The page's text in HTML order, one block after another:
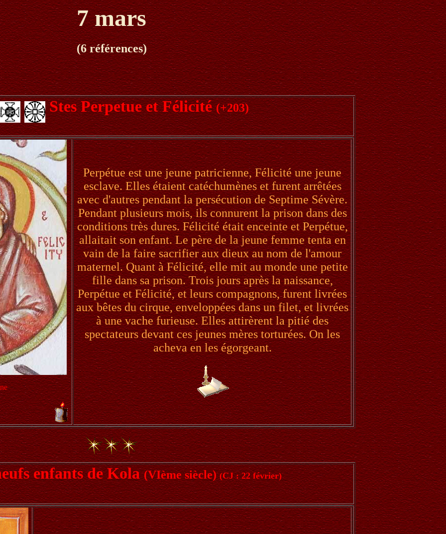
7 mars
(6 références)
Stes Perpetue et Félicité(+203)
Perpétue est une jeune patricienne, Félicité une jeune
esclave. Elles étaient catéchumènes et furent arrêtées
avec d'autres pendant la persécution de Septime Sévère.
Pendant plusieurs mois, ils connurent la prison dans des
conditions très dures. Félicité était enceinte et Perpétue,
allaitait son enfant. Le père de la jeune femme tenta en
vain de la faire sacrifier aux dieux au nom de l'amour
maternel. Quant à Félicité, elle mit au monde une petite
fille dans sa prison. Trois jours après la naissance,
Perpétue et Félicité, et leurs compagnons, furent livrées
aux bêtes du cirque, enveloppées dans un filet, et livrées
à une vache furieuse. Elles attirèrent la pitié des
spectateurs devant ces jeunes mères torturées. On les
acheva en les égorgeant.
enfants de Kola(VIème siècle)(CJ : 22 février)